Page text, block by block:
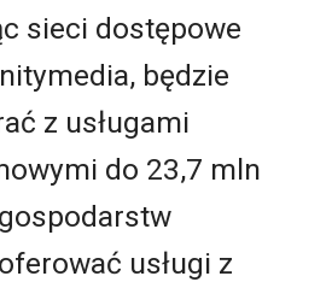
sieci dostępowe
będzie
z usługami
do 23,7 mln
usługi z